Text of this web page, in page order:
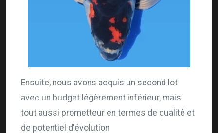
Ensuite, nous avons acquis un second lot
avec un budget légèrement inférieur, mais
tout aussi prometteur en termes de qualité et
de potentiel d'évolution